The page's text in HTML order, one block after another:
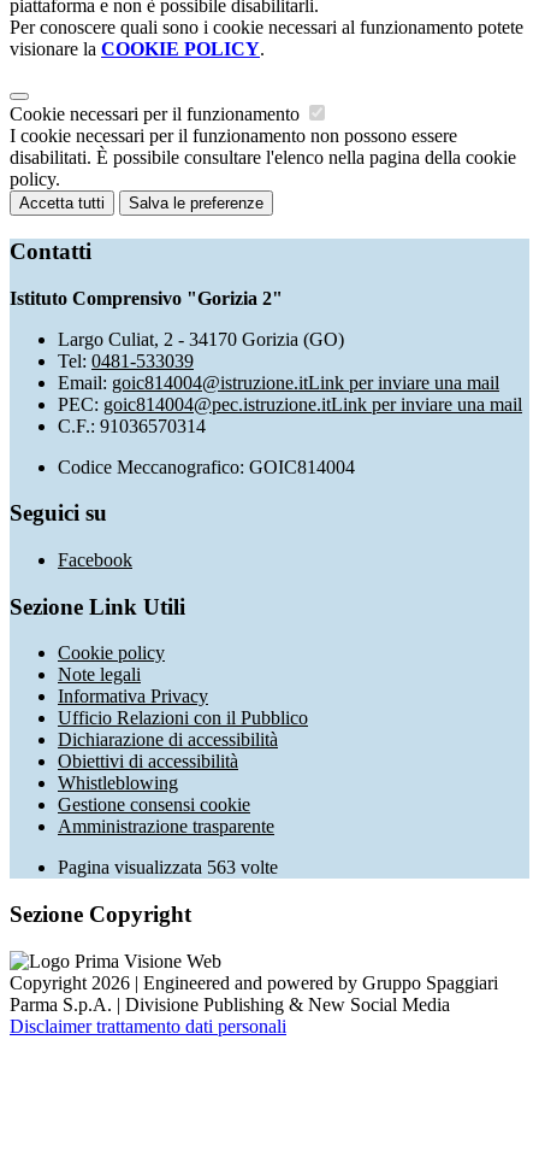
piattaforma e non è possibile disabilitarli.
Per conoscere quali sono i cookie necessari al funzionamento potete
visionare la COOKIE POLICY.
Cookie necessari per il funzionamento
I cookie necessari per il funzionamento non possono essere
disabilitati. È possibile consultare l'elenco nella pagina della cookie
policy.
Accetta tutti Salva le preferenze
Contatti
Istituto Comprensivo "Gorizia 2"
Largo Culiat, 2 - 34170 Gorizia (GO)
Tel: 0481-533039
Email: goic814004@istruzione.itLink per inviare una mail
PEC: goic814004@pec.istruzione.itLink per inviare una mail
C.F.: 91036570314
Codice Meccanografico: GOIC814004
Seguici su
Facebook
Sezione Link Utili
Cookie policy
Note legali
Informativa Privacy
Ufficio Relazioni con il Pubblico
Dichiarazione di accessibilità
Obiettivi di accessibilità
Whistleblowing
Gestione consensi cookie
Amministrazione trasparente
Pagina visualizzata 563 volte
Sezione Copyright
Copyright 2026 | Engineered and powered by Gruppo Spaggiari
Parma S.p.A. | Divisione Publishing & New Social Media
Disclaimer trattamento dati personali